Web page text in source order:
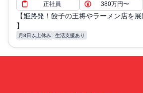
正社員 380万円〜
【姫路発！餃子の王将やラーメン店を
】
月8日以上休み 生活支援あり